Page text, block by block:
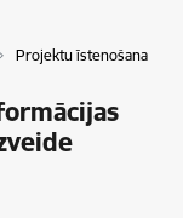
Projektu īstenošana